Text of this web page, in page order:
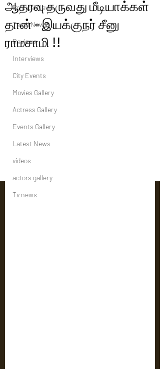
Political News
Tamil News
Reviews
Interviews
City Events
Movies Gallery
Actress Gallery
Events Gallery
Latest News
videos
actors gallery
Tv news
ஆதரவு தருவது மீடியாக்கள்
தான் - இயக்குநர் சீனு
ராமசாமி !!